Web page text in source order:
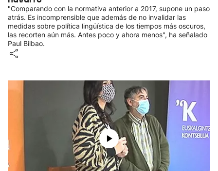
"Comparando con la normativa anterior a 2017, supone un paso
atrás. Es incomprensible que además de no invalidar las
medidas sobre política lingüística de los tiempos más oscuros,
las recorten aún más. Antes poco y ahora menos", ha señalado
Paul Bilbao.